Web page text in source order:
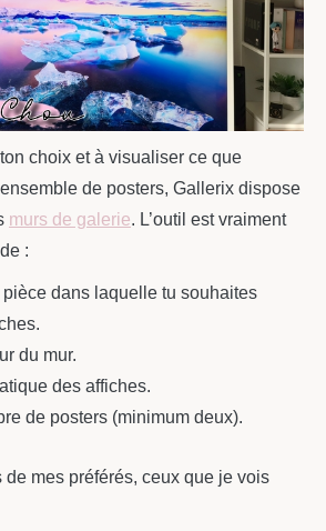
choix et à visualiser ce que
de posters, Gallerix dispose
murs de galerie. L’outil est vraiment
:
dans laquelle tu souhaites
du mur.
des affiches.
de posters (minimum deux).
mes préférés, ceux que je vois